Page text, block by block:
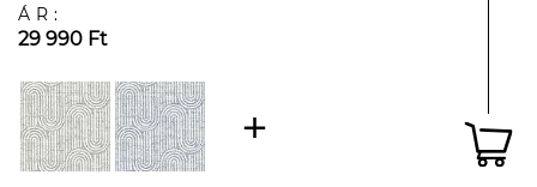
ÁR:
29 990 Ft